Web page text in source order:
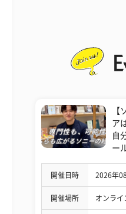
【
ア
自
ー
開催日時 2026年
開催場所 オンライ